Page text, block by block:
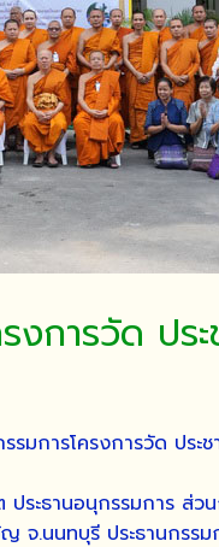
การวัด ปร
มการโครงการวัด ประ
ระธานอนุกรรมการ ส่ว
.นนทบุรี ประธานกรร